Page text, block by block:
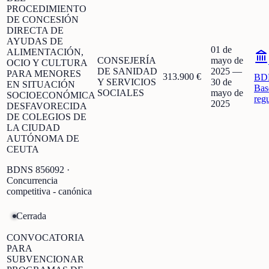
PROCEDIMIENTO
DE CONCESIÓN
DIRECTA DE
AYUDAS DE
ALIMENTACIÓN,
OCIO Y CULTURA
PARA MENORES
EN SITUACIÓN
SOCIOECONÓMICA
DESFAVORECIDA
DE COLEGIOS DE
LA CIUDAD
AUTÓNOMA DE
CEUTA
BDNS 856092 ·
Concurrencia
competitiva - canónica
CONSEJERÍA
DE SANIDAD
Y SERVICIOS
SOCIALES
313.900 €
01 de
mayo de
2025 —
30 de
mayo de
2025
Cerrada
CONVOCATORIA
PARA
SUBVENCIONAR